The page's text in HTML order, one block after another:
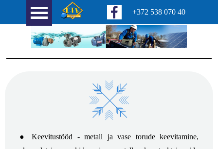
+372 538 070 40
● Keevitustööd -metall ja vase torude keevitamine,